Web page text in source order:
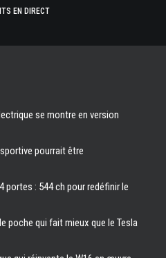
EN DIRECT
se montre en version
pourrait être
portes : 544 ch pour redéfinir le
poche qui fait mieux que le Tesla